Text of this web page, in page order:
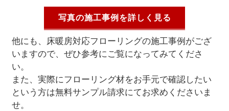
写真の施工事例を詳しく見る
他にも、床暖房対応フローリングの施工事例がござ
いますので、ぜひ参考にご覧になってみてくださ
い。
また、実際にフローリング材をお手元で確認したい
という方は無料サンプル請求にてお求めくださいま
せ。